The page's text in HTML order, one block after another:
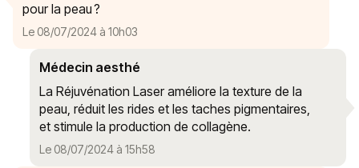
pour la peau ?
Le 08/07/2024 à 10h03
Médecin aesthé
La Réjuvénation Laser améliore la texture de la
peau, réduit les rides et les taches pigmentaires,
et stimule la production de collagène.
Le 08/07/2024 à 15h58